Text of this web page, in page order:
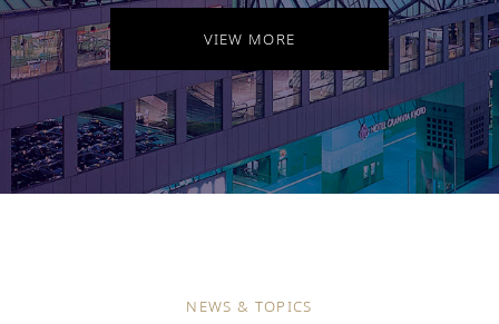
VIEW MORE
NEWS & TOPICS